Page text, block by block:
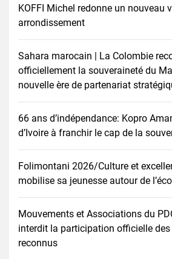
KOFFI Michel redonne un nouveau
arrondissement
Sahara marocain | La Colombie
officiellement la souveraineté du
nouvelle ère de partenariat
66 ans d’indépendance: Kopro
d’Ivoire à franchir le cap de la
Folimontani 2026/Culture et
mobilise sa jeunesse autour de
Mouvements et Associations du
interdit la participation officielle
reconnus